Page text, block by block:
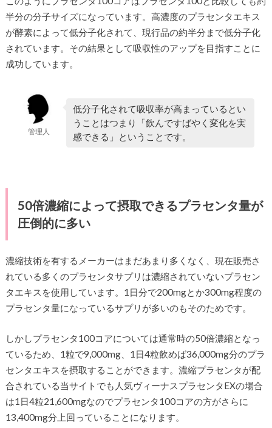
半分の分子サイズになっています。高濃度のプラセンタエキス
が酵素によって低分子化されて、現行品の約半分まで低分子化
されています。その結果として吸収性のアップを目指すことに
成功しています。
管理人
低分子化されて吸収率が高まっているとい
うことはつまり「飲んですばやく変化を実
感できる」ということです。
50倍濃縮によって摂取できるプラセンタ量が
圧倒的に多い
濃縮技術を有するメーカーはまだあまり多くなく、現在販売さ
れている多くのプラセンタサプリは濃縮されていないプラセン
タエキスを使用しています。1日分で200mgとか300mg程度の
プラセンタ量になっているサプリが多いのもそのためです。
しかしプラセンタ100コアについては通常時の50倍濃縮となっ
ているため、1粒で9,000mg、1日4粒飲めば36,000mg分のプラ
センタエキスを摂取することができます。濃縮プラセンタが配
合されている当サイトでも人気ヴィーナスプラセンタEXの場合
は1日4粒21,600mgなのでプラセンタ100コアの方がさらに
13,400mg分上回っていることになります。